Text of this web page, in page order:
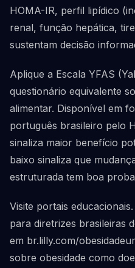
HOMA-IR, perfil lipídico
renal, função hepática,
sustentam decisão
Aplique a Escala YFAS
questionário equivalente
alimentar. Disponível em
português brasileiro pelo
sinaliza maior benefício
baixo sinaliza que
estruturada tem boa
Visite portais
para diretrizes brasileiras
em br.lilly.com/
sobre obesidade como